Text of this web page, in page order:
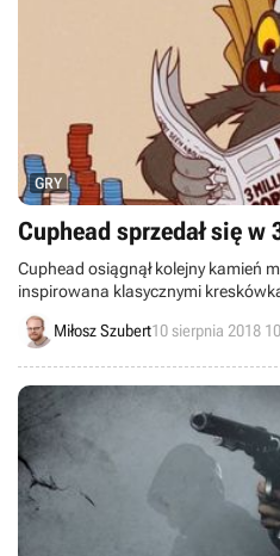
GRY
Cuphead sprzedał się
Cuphead osiągnął kolejny kamień
inspirowana klasycznymi
egzemplarzy. Z tej okazji na PC
tytuł. Miłosz Szubert10 sierpnia 2018